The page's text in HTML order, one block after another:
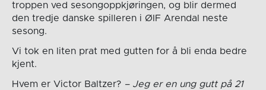
troppen ved sesongoppkjøringen, og blir dermed
den tredje danske spilleren i ØIF Arendal neste
sesong.
Vi tok en liten prat med gutten for å bli enda bedre
kjent.
Hvem er Victor Baltzer? – Jeg er en ung gutt på 21